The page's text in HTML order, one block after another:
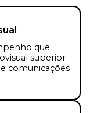
que
superior
comunicações